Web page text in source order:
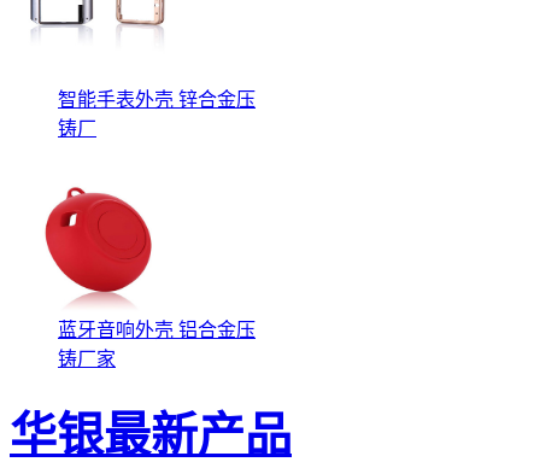
智能手表外壳 锌合金压
铸厂
蓝牙音响外壳 铝合金压
铸厂家
华银最新产品